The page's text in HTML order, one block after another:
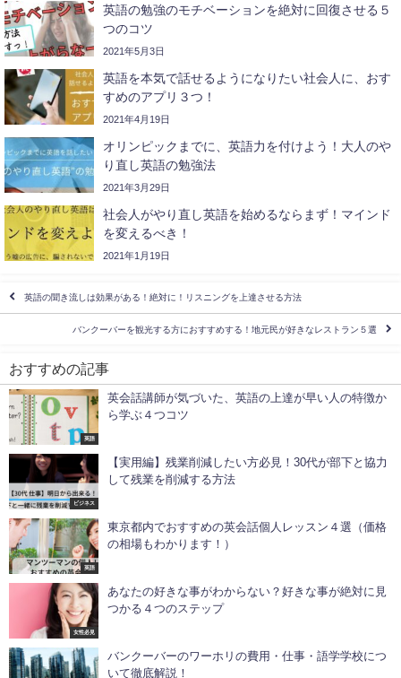
英語の勉強のモチベーションを絶対に回復させる５
つのコツ
2021年5月3日
英語を本気で話せるようになりたい社会人に、おす
すめのアプリ３つ！
2021年4月19日
オリンピックまでに、英語力を付けよう！大人のや
り直し英語の勉強法
2021年3月29日
社会人がやり直し英語を始めるならまず！マインド
を変えるべき！
2021年1月19日
英語の聞き流しは効果がある！絶対に！リスニングを上達させる方法
バンクーバーを観光する方におすすめする！地元民が好きなレストラン５選
おすすめの記事
英語
英会話講師が気づいた、英語の上達が早い人の特徴か
ら学ぶ４つコツ
ビジネス
【実用編】残業削減したい方必見！30代が部下と協力
して残業を削減する方法
英語
東京都内でおすすめの英会話個人レッスン４選（価格
の相場もわかります！）
女性必見
あなたの好きな事がわからない？好きな事が絶対に見
つかる４つのステップ
バンクーバーのワーホリの費用・仕事・語学学校につ
いて徹底解説！